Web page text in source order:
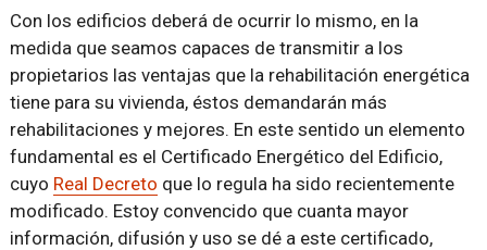
Con los edificios deberá de ocurrir lo mismo, en la
medida que seamos capaces de transmitir a los
propietarios las ventajas que la rehabilitación energética
tiene para su vivienda, éstos demandarán más
rehabilitaciones y mejores. En este sentido un elemento
fundamental es el Certificado Energético del Edificio,
cuyo Real Decreto que lo regula ha sido recientemente
modificado. Estoy convencido que cuanta mayor
información, difusión y uso se dé a este certificado,